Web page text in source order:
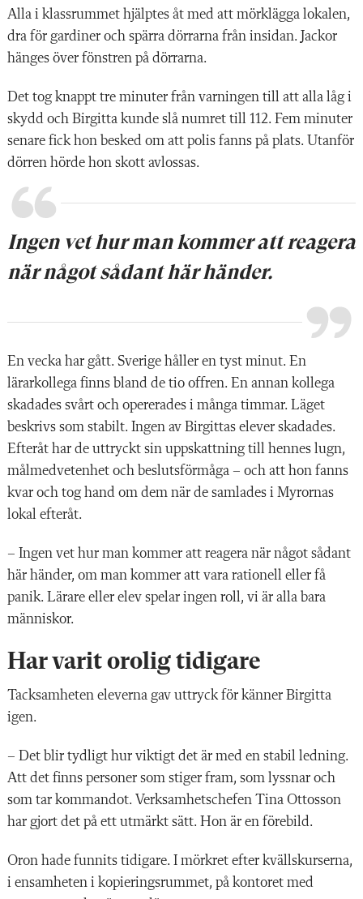
Alla i klassrummet hjälptes åt med att mörklägga lokalen,
dra för gardiner och spärra dörrarna från insidan. Jackor
hänges över fönstren på dörrarna.
Det tog knappt tre minuter från varningen till att alla låg i
skydd och Birgitta kunde slå numret till 112. Fem minuter
senare fick hon besked om att polis fanns på plats. Utanför
dörren hörde hon skott avlossas.
Ingen vet hur man kommer att reagera
när något sådant här händer.
En vecka har gått. Sverige håller en tyst minut. En
lärarkollega finns bland de tio offren. En annan kollega
skadades svårt och opererades i många timmar. Läget
beskrivs som stabilt. Ingen av Birgittas elever skadades.
Efteråt har de uttryckt sin uppskattning till hennes lugn,
målmedvetenhet och beslutsförmåga – och att hon fanns
kvar och tog hand om dem när de samlades i Myrornas
lokal efteråt.
– Ingen vet hur man kommer att reagera när något sådant
här händer, om man kommer att vara rationell eller få
panik. Lärare eller elev spelar ingen roll, vi är alla bara
människor.
Har varit orolig tidigare
Tacksamheten eleverna gav uttryck för känner Birgitta
igen.
– Det blir tydligt hur viktigt det är med en stabil ledning.
Att det finns personer som stiger fram, som lyssnar och
som tar kommandot. Verksamhetschefen Tina Ottosson
har gjort det på ett utmärkt sätt. Hon är en förebild.
Oron hade funnits tidigare. I mörkret efter kvällskurserna,
i ensamheten i kopieringsrummet, på kontoret med